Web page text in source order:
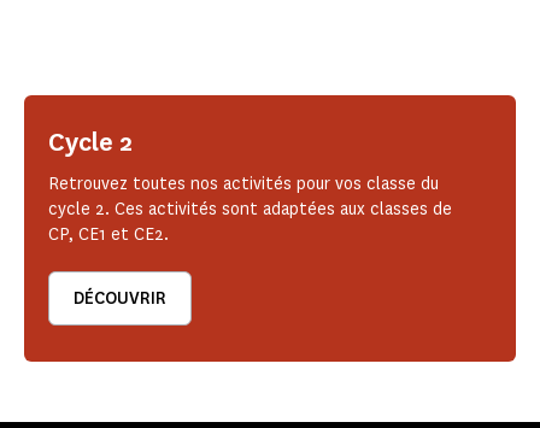
Cycle 2
Retrouvez toutes nos activités pour vos classe du
cycle 2. Ces activités sont adaptées aux classes de
CP, CE1 et CE2.
DÉCOUVRIR